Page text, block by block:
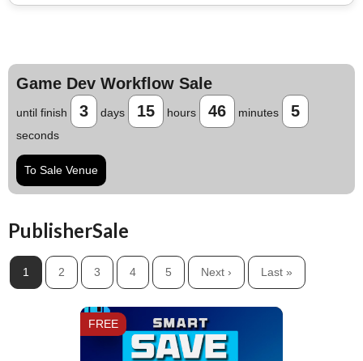
Game Dev Workflow Sale
until finish 3 days 15 hours 46 minutes 3
seconds
To Sale Venue
PublisherSale
1 2 3 4 5 Next › Last »
FREE